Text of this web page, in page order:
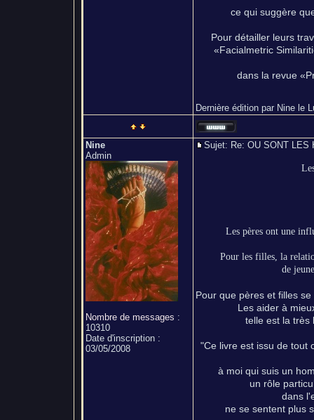
ce qui suggère
Pour détailler leurs
«Facialmetric
dans la revue
Dernière édition par Nine le
Nine
Admin
Nombre de messages :
10310
Date d'inscription :
03/05/2008
Sujet: Re: OU SONT
Les pères ont une
Pour les filles, la
de
Pour que pères et filles
Les aider à
telle est la très
"Ce livre est issu de tout
à moi qui suis un
un rôle
dans
ne se sentent plus